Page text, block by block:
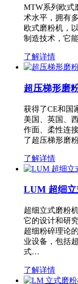
MTW系列欧式
术水平，拥有
欧式磨粉机，
制造技术，它
了解详情
超压梯形磨
获得了CE和国
美国、英国、
作面、柔性连
了超压梯形磨
了解详情
LUM 超细
超细立式磨粉
它的设计和研
超细粉碎理论
业设备，包括
式…
了解详情